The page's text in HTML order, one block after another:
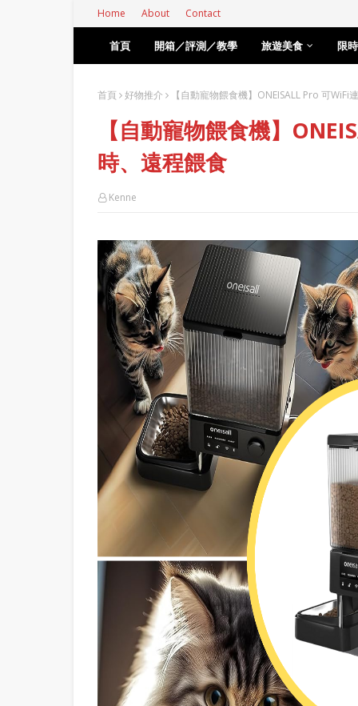
Home About Contact
首頁 開箱／評測／教學 旅遊美食 限
首頁 好物推介 【自動寵物餵食機】ONEISALL Pro 可WiFi
【自動寵物餵食機】
時、遠程餵食
Kenne